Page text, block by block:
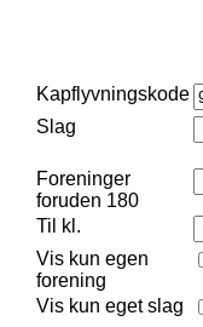
Kapflyvningskode
Slag
Foreninger
foruden 180
Til kl.
Vis kun egen
forening
Vis kun eget slag